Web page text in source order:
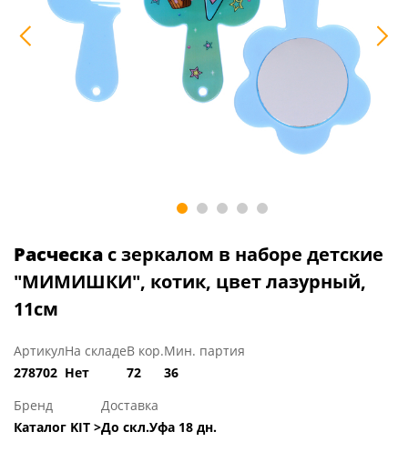
Расческа с зеркалом в наборе детские
"МИМИШКИ", котик, цвет лазурный,
11см
Артикул
278702
На складе
Нет
В кор.
72
Мин. партия
36
Бренд
Каталог KIT >
Доставка
До скл.Уфа 18 дн.